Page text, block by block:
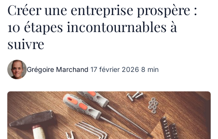
Créer une entreprise prospère :
10 étapes incontournables à
suivre
Grégoire Marchand·17 février 2026·8 min